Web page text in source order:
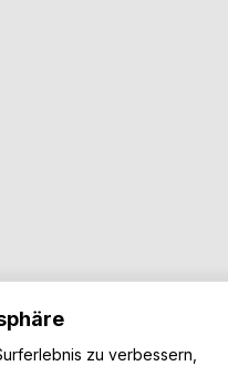
zu verbessern,